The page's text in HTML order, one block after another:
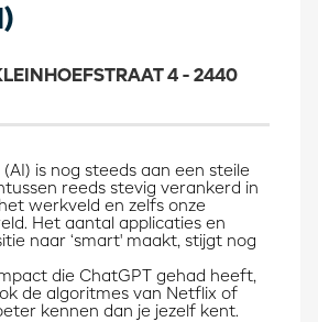
4 - 2440
is nog steeds aan een steile
reeds stevig verankerd in
werkveld en zelfs onze
Het aantal applicaties en
naar ‘smart' maakt, stijgt nog
die ChatGPT gehad heeft,
de algoritmes van Netflix of
kennen dan je jezelf kent.